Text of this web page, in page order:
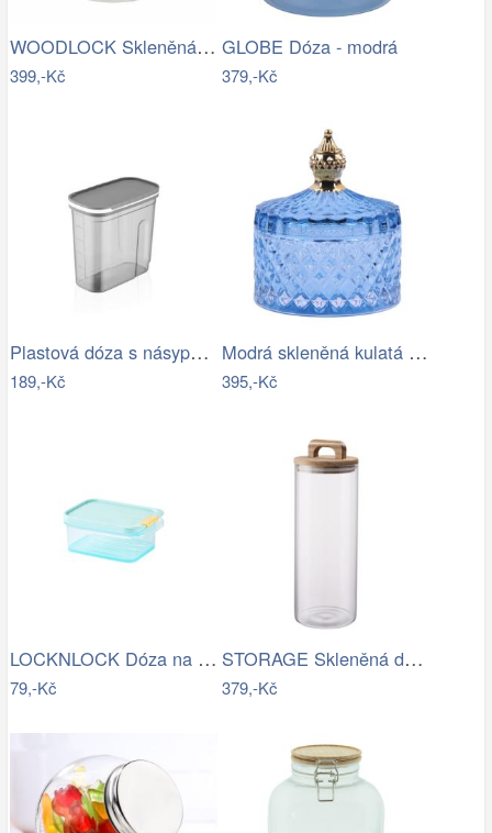
WOODLOCK Skleněná dóza 2300 ml - čirá…
399,-Kč
GLOBE Dóza - modrá
379,-Kč
Plastová dóza s násypkou QLUX 3000ml
189,-Kč
Modrá skleněná kulatá dóza s víčkem…
395,-Kč
LOCKNLOCK Dóza na potraviny LOCK 450ml…
79,-Kč
STORAGE Skleněná dóza 1800 ml
379,-Kč